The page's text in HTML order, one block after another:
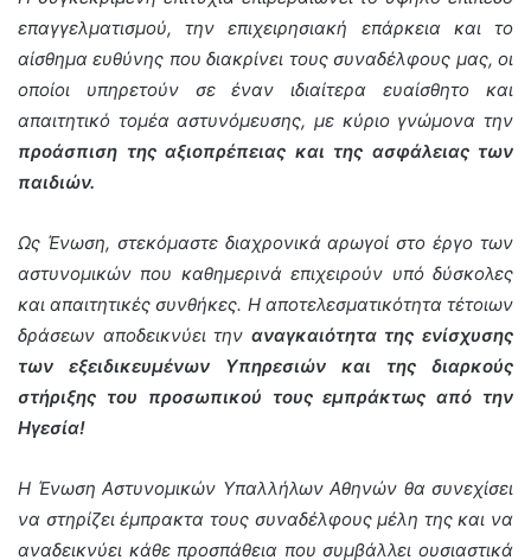
επαγγελματισμού, την επιχειρησιακή επάρκεια και το
αίσθημα ευθύνης που διακρίνει τους συναδέλφους μας, οι
οποίοι υπηρετούν σε έναν ιδιαίτερα ευαίσθητο και
απαιτητικό τομέα αστυνόμευσης, με κύριο γνώμονα την
προάσπιση της αξιοπρέπειας και της ασφάλειας των
παιδιών.
Ως Ένωση, στεκόμαστε διαχρονικά αρωγοί στο έργο των
αστυνομικών που καθημερινά επιχειρούν υπό δύσκολες
και απαιτητικές συνθήκες. Η αποτελεσματικότητα τέτοιων
δράσεων αποδεικνύει την αναγκαιότητα της ενίσχυσης
των εξειδικευμένων Υπηρεσιών και της διαρκούς
στήριξης του προσωπικού τους εμπράκτως από την
Ηγεσία!
Η Ένωση Αστυνομικών Υπαλλήλων Αθηνών θα συνεχίσει
να στηρίζει έμπρακτα τους συναδέλφους μέλη της και να
αναδεικνύει κάθε προσπάθεια που συμβάλλει ουσιαστικά